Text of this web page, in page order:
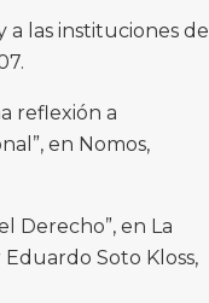
a las instituciones de
reflexión a
en Nomos,
Derecho”, en La
Soto Kloss,